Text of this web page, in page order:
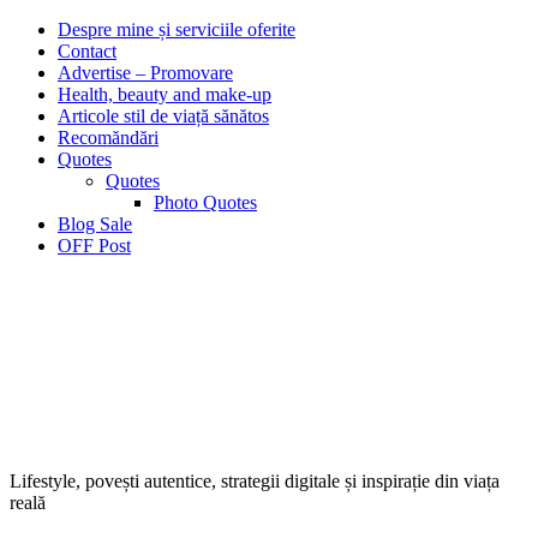
Despre mine și serviciile oferite
Contact
Advertise – Promovare
Health, beauty and make-up
Articole stil de viață sănătos
Recomăndări
Quotes
Quotes
Photo Quotes
Blog Sale
OFF Post
Lifestyle, povești autentice, strategii digitale și inspirație din viața
reală